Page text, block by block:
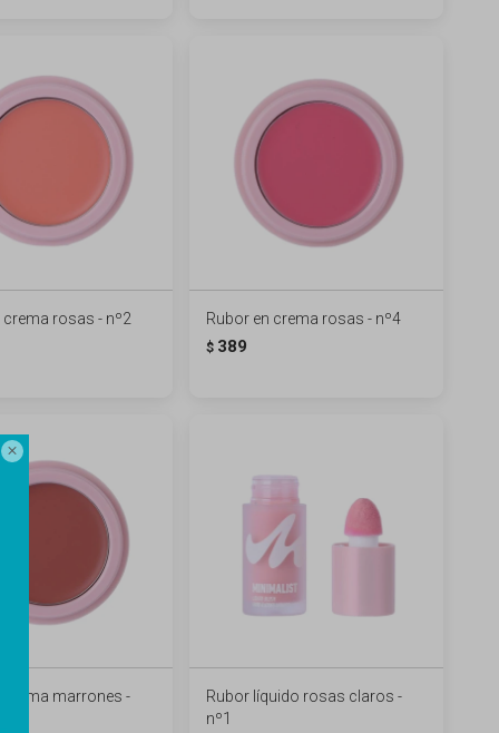

crema rosas - nº2 Rubor en crema rosas - nº4
$ 389
crema marrones -
Rubor líquido rosas claros -
nº1